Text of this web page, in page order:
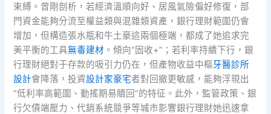
束縛。曾剛剖析，若經濟溫順向好、居風氣險偏好修復，部
門資金能夠分流至權益類與混雜類資產，銀行理財範圍仍會
增加，但構造張水瓶和牛土豪這兩個極端，都成了她追求完
美平衡的工具無毒建材 。傾向“固收+”；若利率持續下行，銀
行理財絕對于存款的吸引力仍在，但產物收益中樞牙醫診所
設計會降落，投資設計家豪宅者對回撤更敏感，能夠浮現出
“低利率高範圍、動搖期易贖回”的特征。此外，監管政策、銀
行欠債端壓力、代銷系統競爭等城市影響銀行理財她迅速拿